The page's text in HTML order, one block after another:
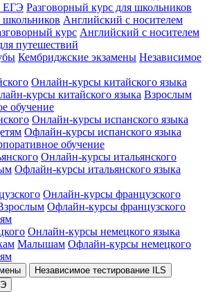
ЕГЭ Разговорный курс для школьников
школьников Английский с носителем
курс Английский с носителем
путешествий
Кембриджские экзамены Независимое
Онлайн-курсы китайского языка
курсы китайского языка Взрослым
обучение
Онлайн-курсы испанского языка
Офлайн-курсы испанского языка
обучение
Онлайн-курсы итальянского
Офлайн-курсы итальянского языка
Онлайн-курсы французского
Офлайн-курсы французского
Онлайн-курсы немецкого языка
Малышам Офлайн-курсы немецкого
Независимое тестирование ILS